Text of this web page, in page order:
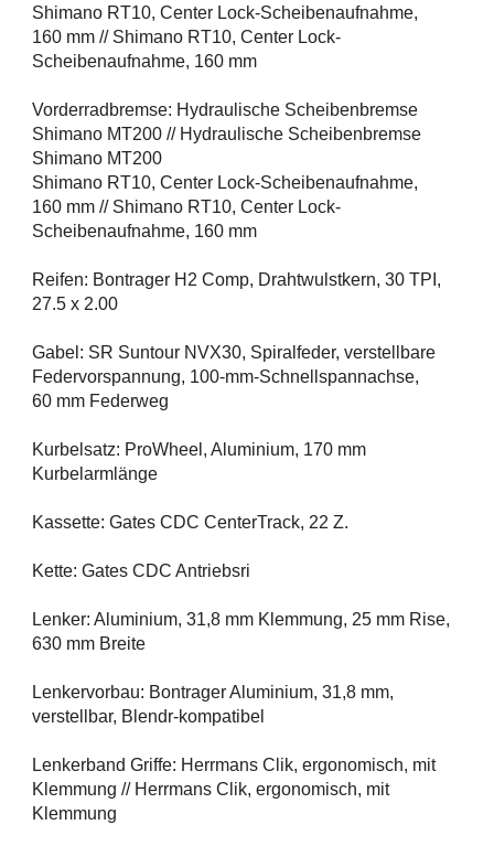
Shimano RT10, Center Lock-Scheibenaufnahme,
160 mm // Shimano RT10, Center Lock-
Scheibenaufnahme, 160 mm
Vorderradbremse: Hydraulische Scheibenbremse
Shimano MT200 // Hydraulische Scheibenbremse
Shimano MT200
Shimano RT10, Center Lock-Scheibenaufnahme,
160 mm // Shimano RT10, Center Lock-
Scheibenaufnahme, 160 mm
Reifen: Bontrager H2 Comp, Drahtwulstkern, 30 TPI,
27.5 x 2.00
Gabel: SR Suntour NVX30, Spiralfeder, verstellbare
Federvorspannung, 100-mm-Schnellspannachse,
60 mm Federweg
Kurbelsatz: ProWheel, Aluminium, 170 mm
Kurbelarmlänge
Kassette: Gates CDC CenterTrack, 22 Z.
Kette: Gates CDC Antriebsri
Lenker: Aluminium, 31,8 mm Klemmung, 25 mm Rise,
630 mm Breite
Lenkervorbau: Bontrager Aluminium, 31,8 mm,
verstellbar, Blendr-kompatibel
Lenkerband Griffe: Herrmans Clik, ergonomisch, mit
Klemmung // Herrmans Clik, ergonomisch, mit
Klemmung